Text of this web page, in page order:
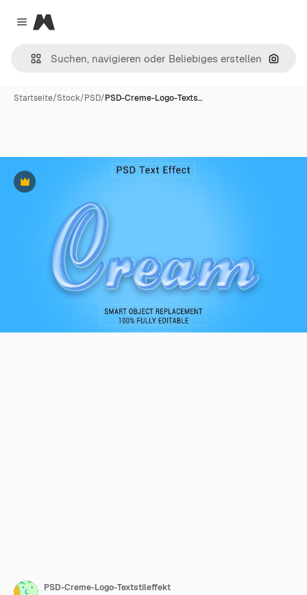
Close menu
Magnific
Nach
Startseite/Stock/PSD/PSD-Creme-Logo-Texts…
Premium
PSD-Creme-Logo-Textstileffekt